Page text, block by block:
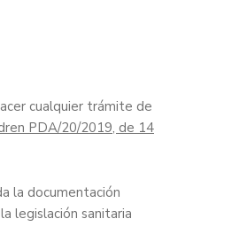
cualquier trámite de
PDA/20/2019, de 14
la documentación
legislación sanitaria